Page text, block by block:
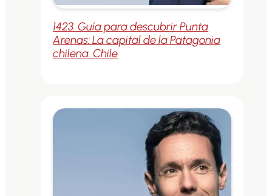
1423. Guía para descubrir Punta
Arenas: La capital de la Patagonia
chilena. Chile